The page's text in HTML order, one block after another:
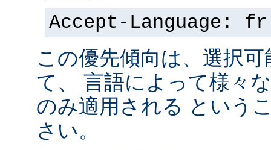
Accept-Language: fr
この優先傾向は、選択
て、 言語によって様々
のみ適用される という
さい。